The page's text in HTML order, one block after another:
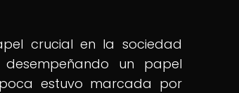
crucial en la sociedad
un papel
estuvo marcada por